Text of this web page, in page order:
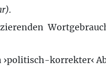
.
›politisch-korrekter‹